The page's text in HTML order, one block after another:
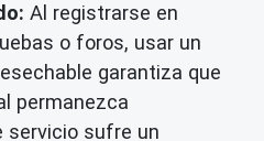
Al registrarse en
o foros, usar un
garantiza que
permanezca
servicio sufre un